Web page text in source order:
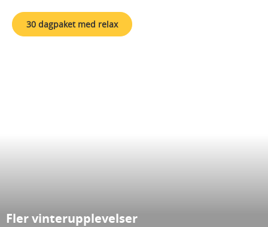
30 dagpaket med relax
Fler vinterupplevelser